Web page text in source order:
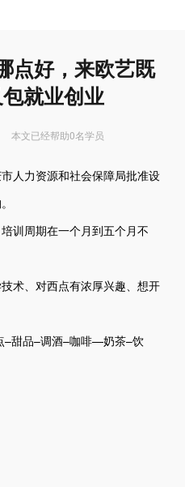
点好，来欧艺既
就业创业
本文已经帮助0名学员
人力资源和社会保障局批准设
训周期在一个月到五个月不
术、对西点有浓厚兴趣、想开
–甜品–调酒–咖啡—奶茶–饮